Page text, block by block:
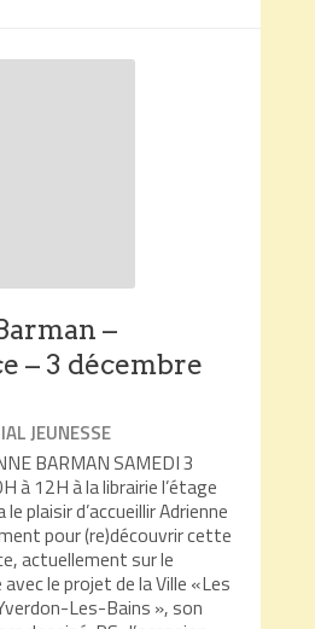
–
– 3 décembre
JEUNESSE
BARMAN SAMEDI 3
à 12H à la librairie l’étage
le plaisir d’accueillir Adrienne
pour (re)découvrir cette
actuellement sur le
le projet de la Ville «Les
Les-Bains », son